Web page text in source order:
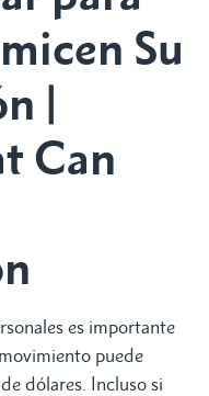
Su
|
Can
es importante
puede
dólares. Incluso si